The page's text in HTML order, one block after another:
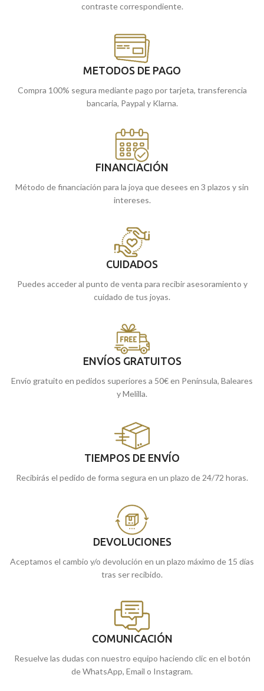
contraste correspondiente.
METODOS DE PAGO
Compra 100% segura mediante pago por tarjeta, transferencia
bancaria, Paypal y Klarna.
FINANCIACIÓN
Método de financiación para la joya que desees en 3 plazos y sin
intereses.
CUIDADOS
Puedes acceder al punto de venta para recibir asesoramiento y
cuidado de tus joyas.
ENVÍOS GRATUITOS
Envío gratuito en pedidos superiores a 50€ en Península, Baleares
y Melilla.
TIEMPOS DE ENVÍO
Recibirás el pedido de forma segura en un plazo de 24/72 horas.
DEVOLUCIONES
Aceptamos el cambio y/o devolución en un plazo máximo de 15 días
tras ser recibido.
COMUNICACIÓN
Resuelve las dudas con nuestro equipo haciendo clic en el botón
de WhatsApp, Email o Instagram.